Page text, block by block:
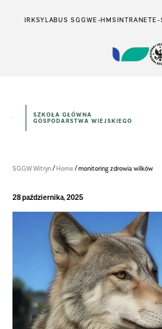
IRKSYLABUS SGGWE-HMSINTRANETE-
WYDZIAŁ
MEDYCYNY
SZKOŁA GŁÓWNA
GOSPODARSTWA WIEJSKIEGO
SGGW Witryn/Home/monitoring zdrowia wilków
28 października, 2025